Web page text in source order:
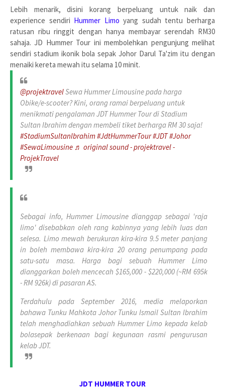
Lebih menarik, disini korang berpeluang untuk naik dan
experience sendiri Hummer Limo yang sudah tentu berharga
ratusan ribu ringgit dengan hanya membayar serendah RM30
sahaja. JD Hummer Tour ini membolehkan pengunjung melihat
sendiri stadium ikonik bola sepak Johor Darul Ta'zim itu dengan
menaiki kereta mewah itu selama 10 minit.
@projektravelSewa Hummer Limousine pada harga
Obike/e-scooter? Kini, orang ramai berpeluang untuk
menikmati pengalaman JDT Hummer Tour di Stadium
Sultan Ibrahim dengan membeli tiket berharga RM 30 saja!
#StadiumSultanIbrahim#JdtHummerTour#JDT#Johor
#SewaLimousine ♬ original sound - projektravel -
ProjekTravel
Sebagai info, Hummer Limousine dianggap sebagai 'raja
limo' disebabkan oleh rang kabinnya yang lebih luas dan
selesa. Limo mewah berukuran kira-kira 9.5 meter panjang
in boleh membawa kira-kira 20 orang penumpang pada
satu-satu masa. Harga bagi sebuah Hummer Limo
dianggarkan boleh mencecah $165,000 - $220,000 (~RM 695k
- RM 926k) di pasaran AS.
Terdahulu pada September 2016, media melaporkan
bahawa Tunku Mahkota Johor Tunku Ismail Sultan Ibrahim
telah menghadiahkan sebuah Hummer Limo kepada kelab
bolasepak berkenaan bagi kegunaan rasmi pengurusan
kelab JDT.
JDT HUMMER TOUR